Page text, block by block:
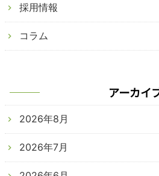
採用情報
コラム
アーカイ
2026年8月
2026年7月